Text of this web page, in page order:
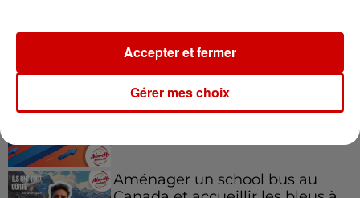
Podcasts Voir plus
Kelly Massol, figure
emblématique de
Aménager un school bus au
Gérer mes choix
Accepter et fermer